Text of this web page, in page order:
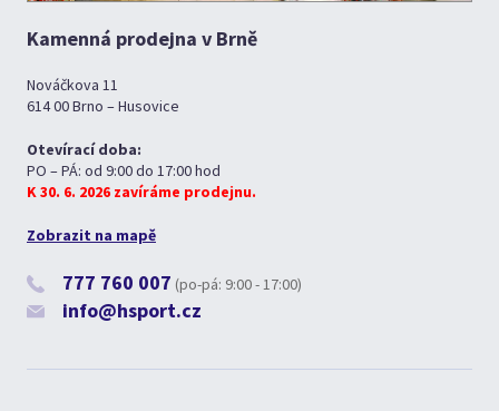
Kamenná prodejna v Brně
Nováčkova 11
614 00 Brno – Husovice
Otevírací doba:
PO – PÁ: od 9:00 do 17:00 hod
K 30. 6. 2026 zavíráme prodejnu.
Zobrazit na mapě
777 760 007 (po-pá: 9:00 - 17:00)
info@hsport.cz